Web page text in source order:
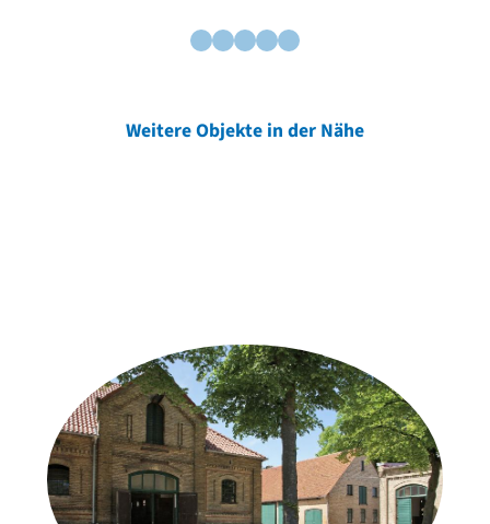
Weitere Objekte in der Nähe